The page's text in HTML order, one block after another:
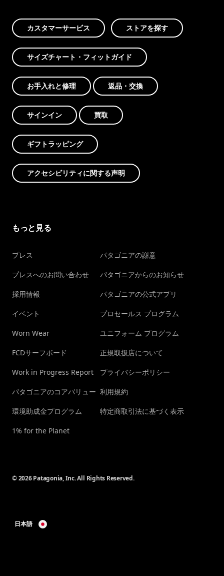
カスタマーサービス ストアを探す
サイズチャート・フィットガイド
お手入れと修理 返品・交換
サインイン 買取
ギフトラッピング
アクセシビリティに関する声明
もっと見る
プレス
プレスへのお問い合わせ
採用情報
イベント
Worn Wear
FCDサーフボード
Work in Progress Report
パタゴニアのコアバリュー
環境助成金プログラム
1% for the Planet
パタゴニアの謝意
パタゴニアからのお知らせ
パタゴニアの公式アプリ
プロセールス プログラム
ユニフォーム プログラム
正規取扱店について
プライバシーポリシー
利用規約
特定商取引法に基づく表示
© 2026 Patagonia, Inc. All Rights Reserved.
日本語